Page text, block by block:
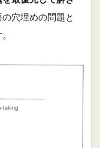
穴埋めの問題と